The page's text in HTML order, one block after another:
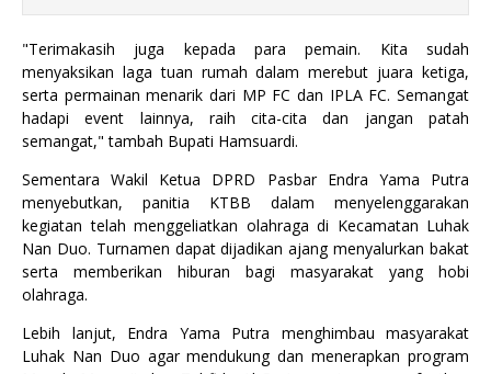
"Terimakasih juga kepada para pemain. Kita sudah
menyaksikan laga tuan rumah dalam merebut juara ketiga,
serta permainan menarik dari MP FC dan IPLA FC. Semangat
hadapi event lainnya, raih cita-cita dan jangan patah
semangat," tambah Bupati Hamsuardi.
Sementara Wakil Ketua DPRD Pasbar Endra Yama Putra
menyebutkan, panitia KTBB dalam menyelenggarakan
kegiatan telah menggeliatkan olahraga di Kecamatan Luhak
Nan Duo. Turnamen dapat dijadikan ajang menyalurkan bakat
serta memberikan hiburan bagi masyarakat yang hobi
olahraga.
Lebih lanjut, Endra Yama Putra menghimbau masyarakat
Luhak Nan Duo agar mendukung dan menerapkan program